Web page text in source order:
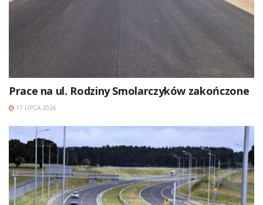
Prace na ul. Rodziny Smolarczyków zakończone
17 LIPCA 2026